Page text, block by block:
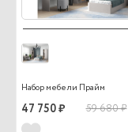
Набор мебели Прайм
47 750 ₽ 59 680 ₽